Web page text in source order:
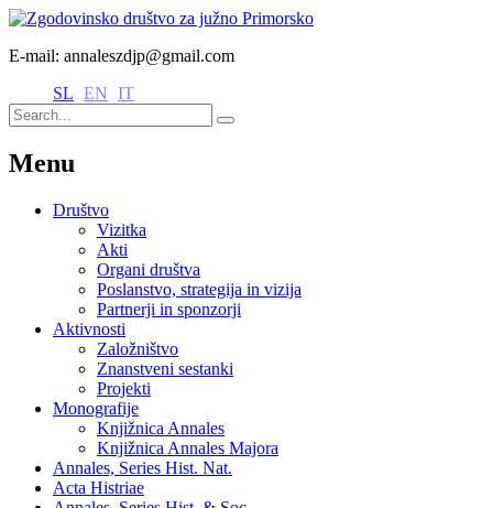
E-mail: annaleszdjp@gmail.com
SL EN IT
Menu
Društvo
Vizitka
Akti
Organi društva
Poslanstvo, strategija in vizija
Partnerji in sponzorji
Aktivnosti
Založništvo
Znanstveni sestanki
Projekti
Monografije
Knjižnica Annales
Knjižnica Annales Majora
Annales, Series Hist. Nat.
Acta Histriae